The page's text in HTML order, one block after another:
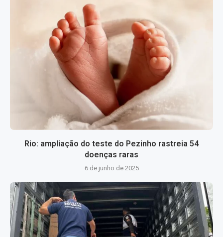
Rio: ampliação do teste do Pezinho rastreia 54
doenças raras
6 de junho de 2025